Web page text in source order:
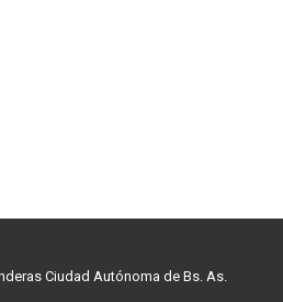
Ciudad Autónoma de Bs. As.